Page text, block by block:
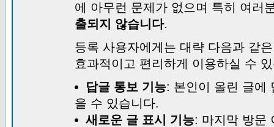
에 아무런 문제가 없으며 특히 여러
출되지 않습니다.
등록 사용자에게는 대략 다음과 같
효과적이고 편리하게 이용하실 수
답글 통보 기능: 본인이 올린 글에
을 수 있습니다.
새로운 글 표시 기능: 마지막 방문